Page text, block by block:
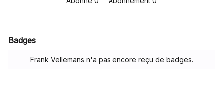
Badges
Frank Vellemans n'a pas encore reçu de badges.